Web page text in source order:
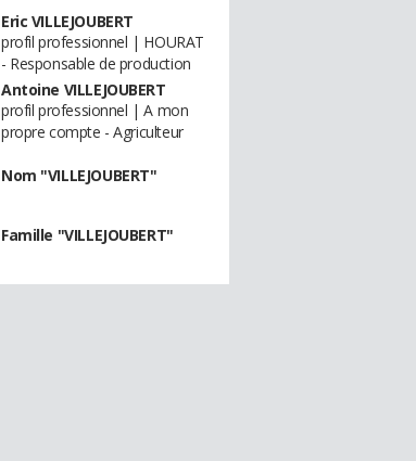
Eric VILLEJOUBERT
profil professionnel | HOURAT
- Responsable de production
Antoine VILLEJOUBERT
profil professionnel | A mon
propre compte - Agriculteur
Nom "VILLEJOUBERT"
Famille "VILLEJOUBERT"